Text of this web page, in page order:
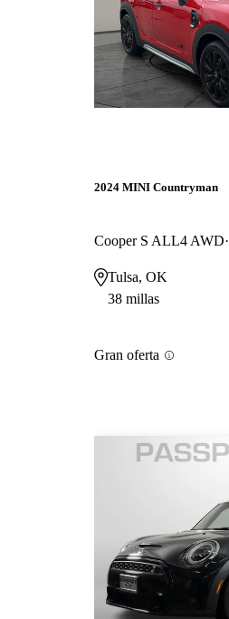
2024 MINI Countryman
Cooper S ALL4 AWD
Tulsa, OK
38 millas
Gran oferta